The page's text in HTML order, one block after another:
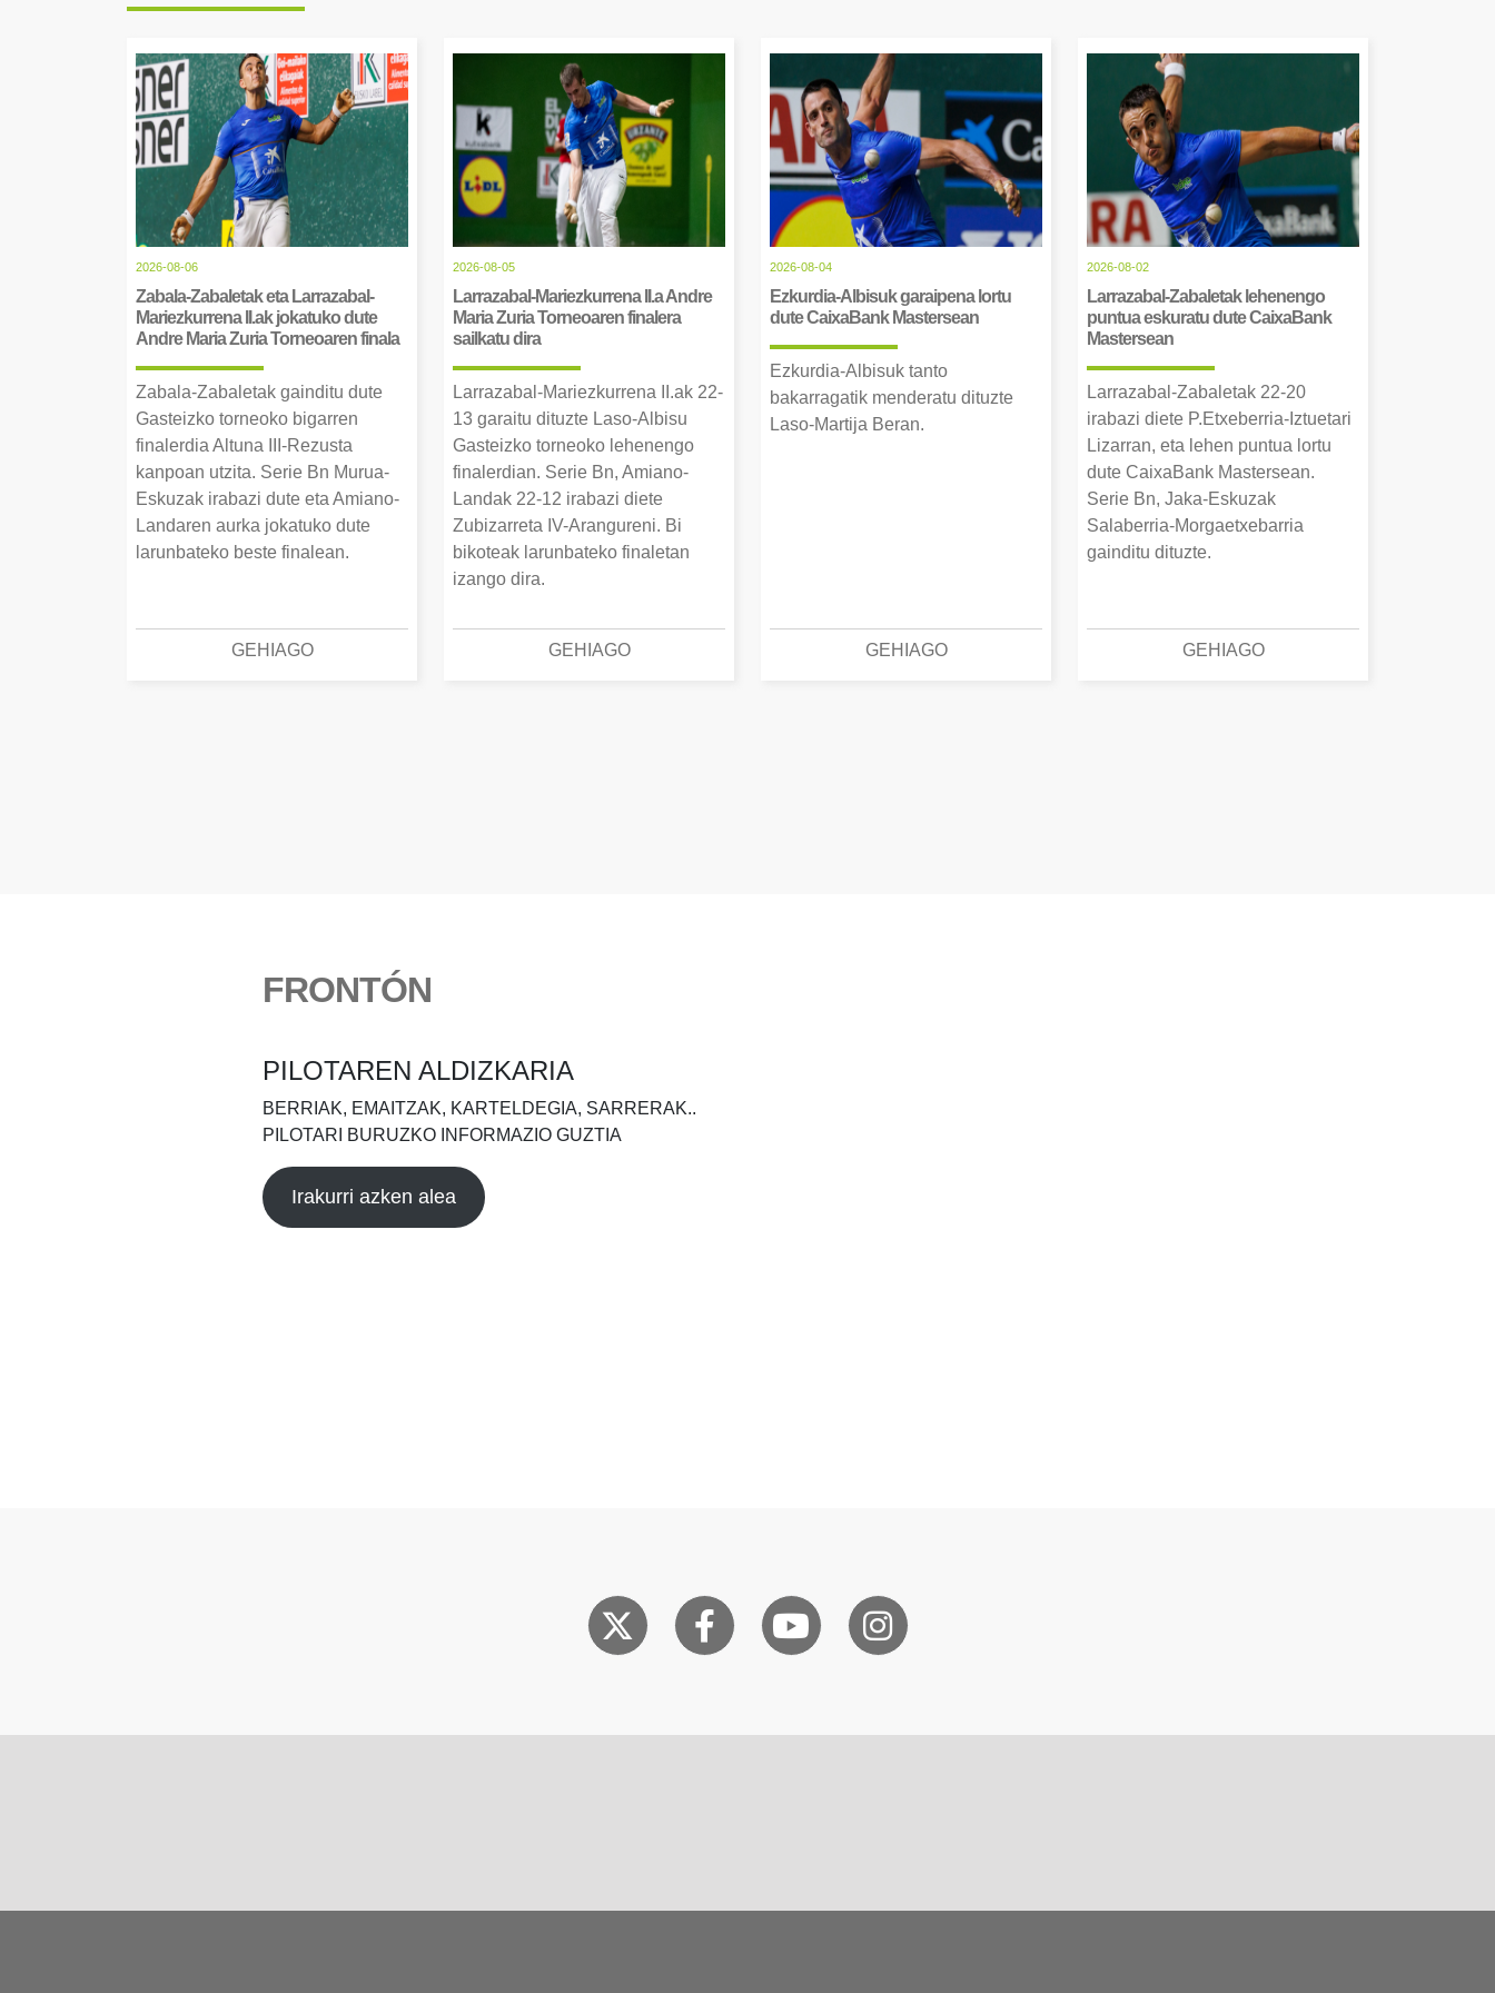
2026-08-06
Zabala-Zabaletak eta Larrazabal-
Mariezkurrena II.ak jokatuko dute
Andre Maria Zuria Torneoaren finala
Zabala-Zabaletak gainditu dute
Gasteizko torneoko bigarren
finalerdia Altuna III-Rezusta
kanpoan utzita. Serie Bn Murua-
Eskuzak irabazi dute eta Amiano-
Landaren aurka jokatuko dute
larunbateko beste finalean.
GEHIAGO
2026-08-05
Larrazabal-Mariezkurrena II.a Andre
Maria Zuria Torneoaren finalera
sailkatu dira
Larrazabal-Mariezkurrena II.ak 22-
13 garaitu dituzte Laso-Albisu
Gasteizko torneoko lehenengo
finalerdian. Serie Bn, Amiano-
Landak 22-12 irabazi diete
Zubizarreta IV-Arangureni. Bi
bikoteak larunbateko finaletan
izango dira.
GEHIAGO
2026-08-04
Ezkurdia-Albisuk garaipena lortu
dute CaixaBank Mastersean
Ezkurdia-Albisuk tanto
bakarragatik menderatu dituzte
Laso-Martija Beran.
GEHIAGO
2026-08-02
Larrazabal-Zabaletak lehenengo
puntua eskuratu dute CaixaBank
Mastersean
Larrazabal-Zabaletak 22-20
irabazi diete P.Etxeberria-Iztuetari
Lizarran, eta lehen puntua lortu
dute CaixaBank Mastersean.
Serie Bn, Jaka-Eskuzak
Salaberria-Morgaetxebarria
gainditu dituzte.
GEHIAGO
FRONTÓN
PILOTAREN ALDIZKARIA
BERRIAK, EMAITZAK, KARTELDEGIA, SARRERAK..
PILOTARI BURUZKO INFORMAZIO GUZTIA
Irakurri azken alea